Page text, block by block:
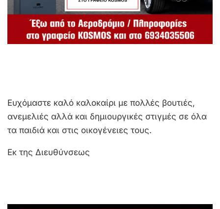
Ευχόμαστε καλό καλοκαίρι με πολλές βουτιές,
ανεμελιές αλλά και δημιουργικές στιγμές σε όλα
τα παιδιά και στις οικογένειες τους.
Eκ της Διευθύνσεως